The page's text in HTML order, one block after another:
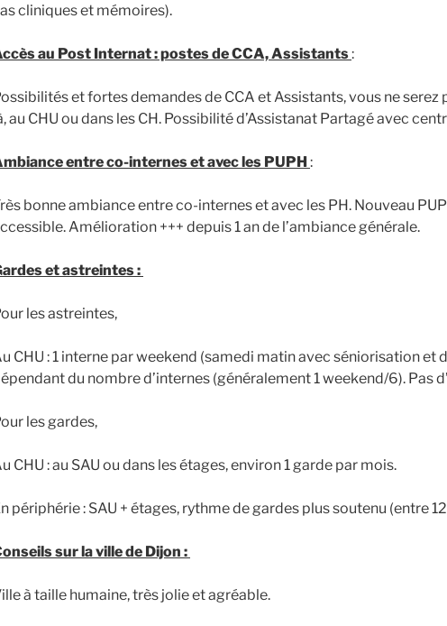
cliniques et mémoires).
au Post Internat : postes de CCA, Assistants:
et fortes demandes de CCA et Assistants, vous ne serez
au CHU ou dans les CH. Possibilité d’Assistanat Partagé avec
entre co-internes et avec les PUPH:
bonne ambiance entre co-internes et avec les PH. Nouveau
Amélioration +++ depuis 1 an de l’ambiance générale.
et astreintes :
les astreintes,
CHU : 1 interne par weekend (samedi matin avec séniorisation et
du nombre d’internes (généralement 1 weekend/6). Pas
les gardes,
CHU : au SAU ou dans les étages, environ 1 garde par mois.
périphérie : SAU + étages, rythme de gardes plus soutenu (entre
sur la ville de Dijon :
à taille humaine, très jolie et agréable.